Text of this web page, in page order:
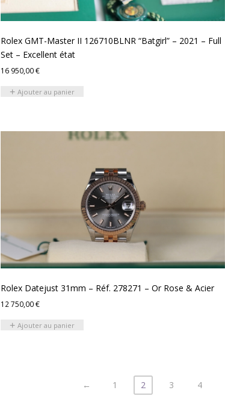
Rolex GMT-Master II 126710BLNR “Batgirl” – 2021 – Full
Set – Excellent état
16 950,00€
Ajouter au panier
Rolex Datejust 31mm – Réf. 278271 – Or Rose & Acier
12 750,00€
Ajouter au panier
← 1 2 3 4